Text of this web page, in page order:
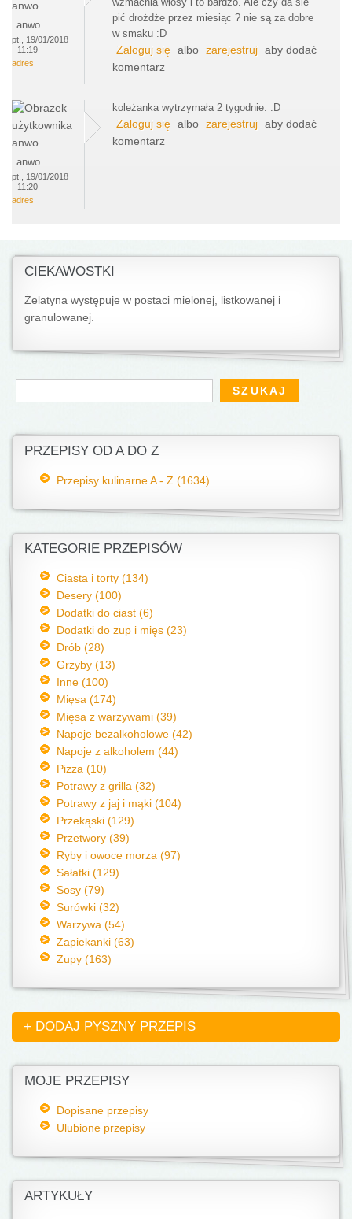
anwo
pt., 19/01/2018
- 11:19
adres
pić drożdże przez miesiąc ? nie są za dobre
w smaku :D
Zaloguj się albo zarejestruj aby dodać
komentarz
anwo
pt., 19/01/2018
- 11:20
adres
koleżanka wytrzymała 2 tygodnie. :D
Zaloguj się albo zarejestruj aby dodać
komentarz
CIEKAWOSTKI
Żelatyna występuje w postaci mielonej, listkowanej i
granulowanej.
Formularz wyszukiwania
Szukaj
PRZEPISY OD A DO Z
Przepisy kulinarne A - Z (1634)
KATEGORIE PRZEPISÓW
Ciasta i torty (134)
Desery (100)
Dodatki do ciast (6)
Dodatki do zup i mięs (23)
Drób (28)
Grzyby (13)
Inne (100)
Mięsa (174)
Mięsa z warzywami (39)
Napoje bezalkoholowe (42)
Napoje z alkoholem (44)
Pizza (10)
Potrawy z grilla (32)
Potrawy z jaj i mąki (104)
Przekąski (129)
Przetwory (39)
Ryby i owoce morza (97)
Sałatki (129)
Sosy (79)
Surówki (32)
Warzywa (54)
Zapiekanki (63)
Zupy (163)
+ DODAJ PYSZNY PRZEPIS
MOJE PRZEPISY
Dopisane przepisy
Ulubione przepisy
ARTYKUŁY